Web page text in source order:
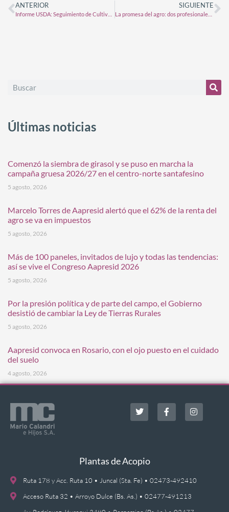
ANTERIOR SIGUIENTE
La promesa del agro: dos profesionales crearon Trique, una red social dirigida al sector
Últimas noticias
Comenzó la siembra de girasol y se puso en marcha la
campaña gruesa 2026/27 en el centro-norte santafesino
5 agosto, 2026
Marcelo Torres de Aapresid alertó que el 62% de la renta del
agro se va en impuestos
5 agosto, 2026
Más de 100 paneles, invitados de lujo y todas las tendencias:
así se vive el Congreso Aapresid 2026
5 agosto, 2026
Por la presión política y de parte del campo, el Gobierno
desistió de cambiar la Ley de Tierras Rurales
5 agosto, 2026
Aapresid convoca en Rosario, con el ojo puesto en el cuidado
del suelo
4 agosto, 2026
Plantas de Acopio
Ruta 178 y Acc. Ruta 10 • Juncal (Sta. Fe) • 02473-492410
Acceso Ruta 32 • Arroyo Dulce (Bs. As.) • 02477-491213